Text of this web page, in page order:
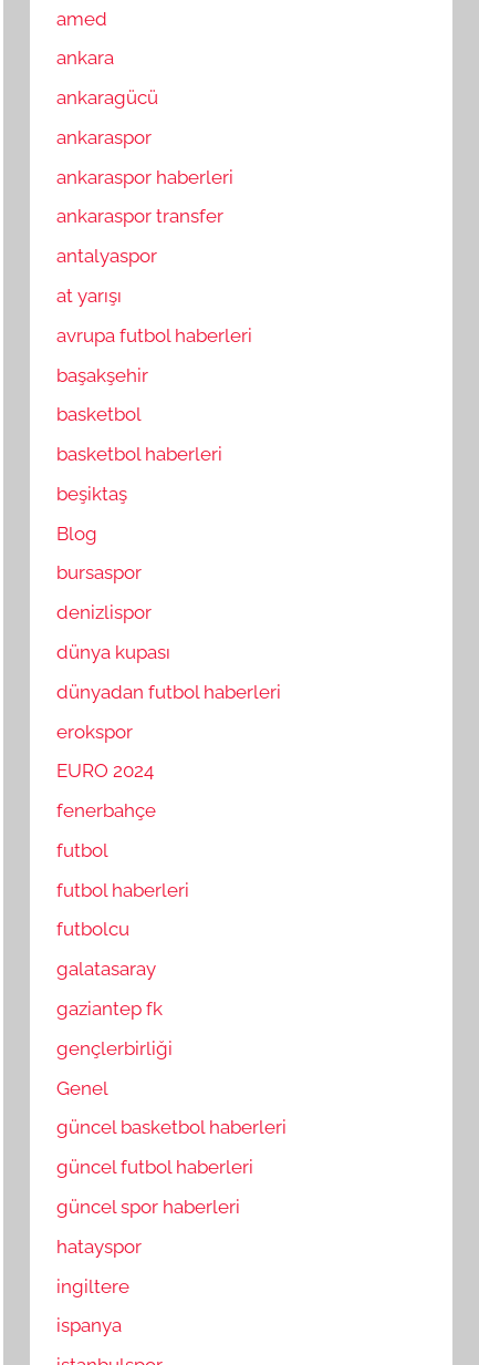
amed
ankara
ankaragücü
ankaraspor
ankaraspor haberleri
ankaraspor transfer
antalyaspor
at yarışı
avrupa futbol haberleri
başakşehir
basketbol
basketbol haberleri
beşiktaş
Blog
bursaspor
denizlispor
dünya kupası
dünyadan futbol haberleri
erokspor
EURO 2024
fenerbahçe
futbol
futbol haberleri
futbolcu
galatasaray
gaziantep fk
gençlerbirliği
Genel
güncel basketbol haberleri
güncel futbol haberleri
güncel spor haberleri
hatayspor
ingiltere
ispanya